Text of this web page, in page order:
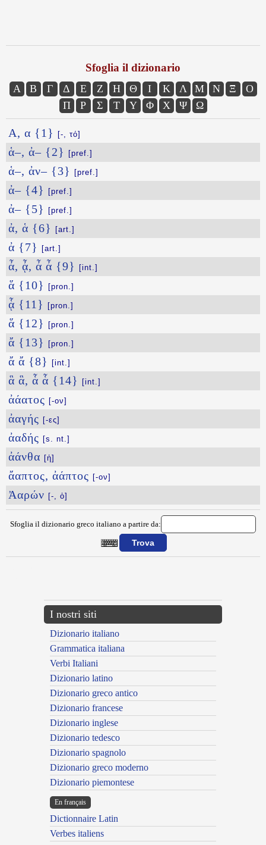
Sfoglia il dizionario
Α Β Γ Δ Ε Ζ Η Θ Ι Κ Λ Μ Ν Ξ
Ο
Π
Ρ Σ Τ Υ Φ Χ Ψ Ω
Α, α {1} [-, τό]
ἁ–, ἀ– {2} [pref.]
ἁ–, ἀν– {3} [pref.]
ἀ– {4} [pref.]
ἀ– {5} [pref.]
ἀ, ἁ {6} [art.]
ἀ {7} [art.]
ἆ, ᾆ, ἆ ἆ {9} [int.]
ἅ {10} [pron.]
ᾇ {11} [pron.]
ἅ {12} [pron.]
ἄ {13} [pron.]
ἄ ἄ {8} [int.]
ἃ ἃ, ἇ ἇ {14} [int.]
ἀάατος [-ον]
ἀαγής [-ες]
ἀαδής [s. nt.]
ἀάνθα [ἡ]
ἄαπτος, ἀάπτος [-ον]
Ἀαρών [-, ὁ]
Sfoglia il dizionario greco italiano a partire da:
I nostri siti
Dizionario italiano
Grammatica italiana
Verbi Italiani
Dizionario latino
Dizionario greco antico
Dizionario francese
Dizionario inglese
Dizionario tedesco
Dizionario spagnolo
Dizionario greco moderno
Dizionario piemontese
En français
Dictionnaire Latin
Verbes italiens